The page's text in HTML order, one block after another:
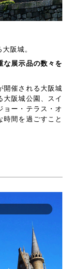
阪城。
な展示品の数々を
開催される大阪城
大阪城公園、スイ
ョー・テラス・オ
時間を過ごすこと